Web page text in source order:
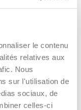
le contenu
relatives aux
Nous
sur l'utilisation de
sociaux, de
celles-ci
solution